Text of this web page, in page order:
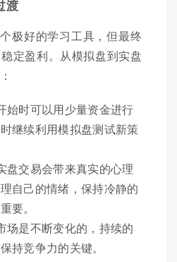
渡
极好的学习工具，但最终
定盈利。从模拟盘到实盘
始时可以用少量资金进行
继续利用模拟盘测试新策
盘交易会带来真实的心理
自己的情绪，保持冷静的
要。
场是不断变化的，持续的
持竞争力的关键。